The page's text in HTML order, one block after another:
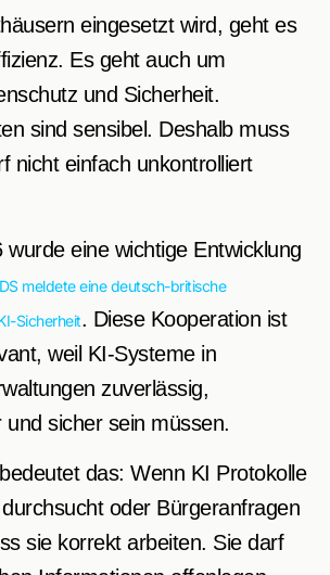
eingesetzt wird, geht es
Es geht auch um
und Sicherheit.
sind sensibel. Deshalb muss
nicht einfach unkontrolliert
eine wichtige Entwicklung
meldete eine deutsch-britische
Sicherheit. Diese Kooperation ist
weil KI-Systeme in
zuverlässig,
und sicher sein müssen.
das: Wenn KI Protokolle
oder Bürgeranfragen
sie korrekt arbeiten. Sie darf